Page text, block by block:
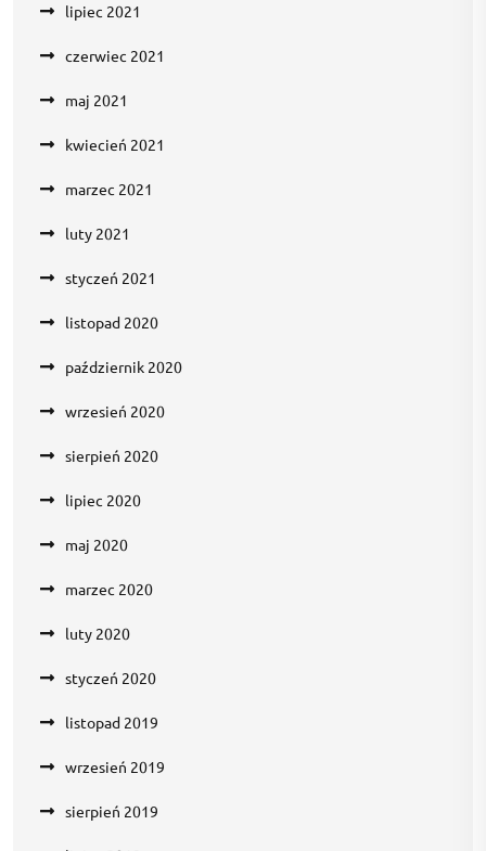
lipiec 2021
czerwiec 2021
maj 2021
kwiecień 2021
marzec 2021
luty 2021
styczeń 2021
listopad 2020
październik 2020
wrzesień 2020
sierpień 2020
lipiec 2020
maj 2020
marzec 2020
luty 2020
styczeń 2020
listopad 2019
wrzesień 2019
sierpień 2019